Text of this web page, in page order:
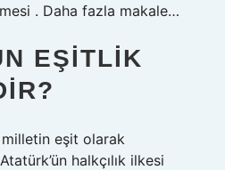
. Daha fazla makale…
EŞITLIK
eşit olarak
halkçılık ilkesi